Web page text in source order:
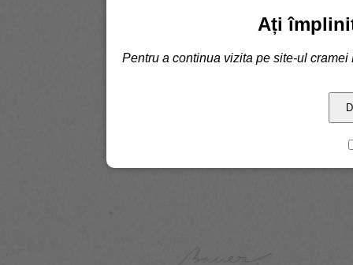
Ați
Pentru a continua vizita pe site-ul